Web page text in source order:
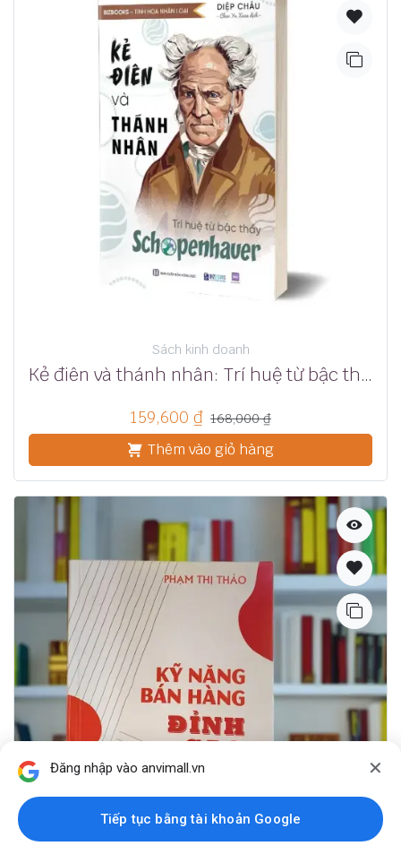
Sách kinh doanh
Kẻ điên và thánh nhân: Trí huệ từ bậc thầy Schopenhauer
159,600 ₫ 168,000₫
Thêm vào giỏ hàng
Đăng nhập vào anvimall.vn ✕
Tiếp tục bằng tài khoản Google